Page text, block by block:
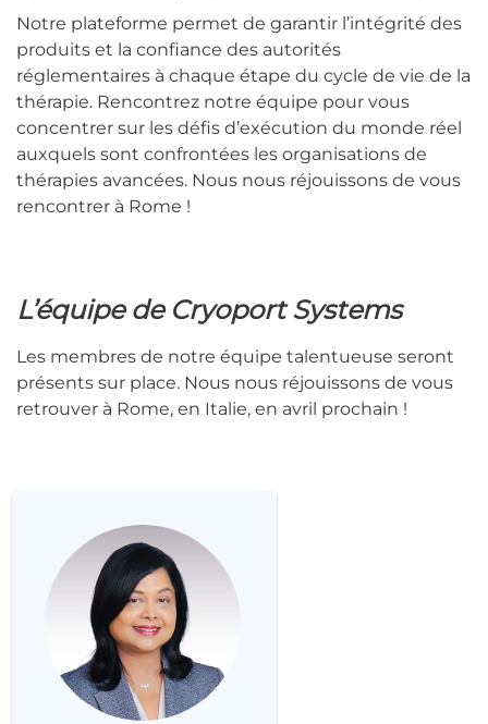
Notre plateforme permet de garantir l’intégrité des
produits et la confiance des autorités
réglementaires à chaque étape du cycle de vie de la
thérapie. Rencontrez notre équipe pour vous
concentrer sur les défis d’exécution du monde réel
auxquels sont confrontées les organisations de
thérapies avancées. Nous nous réjouissons de vous
rencontrer à Rome !
L’équipe de Cryoport Systems
Les membres de notre équipe talentueuse seront
présents sur place. Nous nous réjouissons de vous
retrouver à Rome, en Italie, en avril prochain !